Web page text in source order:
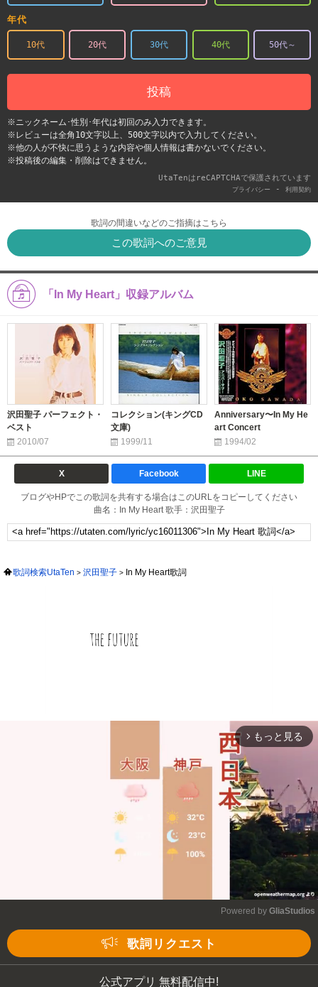
年代
10代 20代 30代 40代 50代～
投稿
※ニックネーム･性別･年代は初回のみ入力できます。
※レビューは全角10文字以上、500文字以内で入力してください。
※他の人が不快に思うような内容や個人情報は書かないでください。
※投稿後の編集・削除はできません。
UtaTenはreCAPTCHAで保護されています
プライバシー - 利用契約
歌詞の間違いなどのご指摘はこちら
この歌詞へのご意見
「In My Heart」収録アルバム
沢田聖子 パーフェクト・
ベスト
2010/07
コレクション(キングCD
文庫)
1999/11
Anniversary〜In My He
art Concert
1994/02
X Facebook LINE
ブログやHPでこの歌詞を共有する場合はこのURLをコピーしてください
曲名：In My Heart 歌手：沢田聖子
歌詞検索UtaTen 沢田聖子 In My Heart歌詞
arrow_forward_ios もっと見る
Powered by GliaStudios
歌詞リクエスト
公式アプリ 無料配信中!